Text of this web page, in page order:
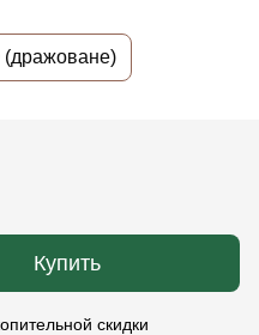
(дражоване)
Купить
скидки